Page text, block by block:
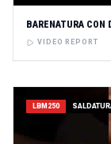
BARENATURA CON
VIDEO REPORT
LBM250